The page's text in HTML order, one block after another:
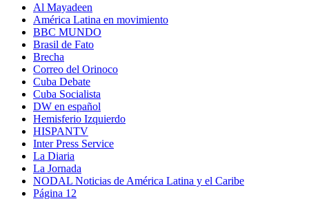
Al Mayadeen
América Latina en movimiento
BBC MUNDO
Brasil de Fato
Brecha
Correo del Orinoco
Cuba Debate
Cuba Socialista
DW en español
Hemisferio Izquierdo
HISPANTV
Inter Press Service
La Diaria
La Jornada
NODAL Noticias de América Latina y el Caribe
Página 12